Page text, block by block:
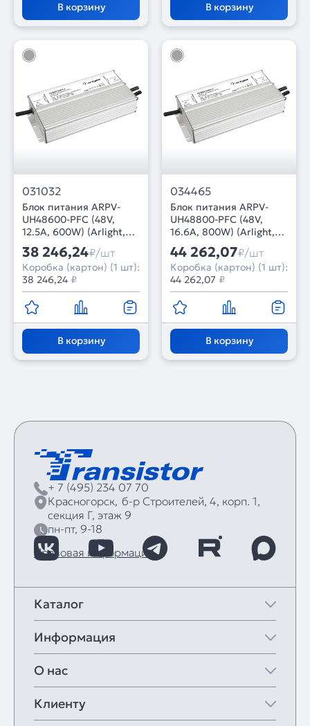
В корзину В корзину
031032
Блок питания ARPV-
UH48600-PFC (48V,
12.5A, 600W) (Arlight,
IP67 Металл, 7 лет)
38 246,24₽/шт
Коробка (картон) (1 шт):
38 246,24 ₽
В корзину
034465
Блок питания ARPV-
UH48800-PFC (48V,
16.6A, 800W) (Arlight,
IP67 Металл, 7 лет)
44 262,07₽/шт
Коробка (картон) (1 шт):
44 262,07 ₽
В корзину
+ 7 (495) 234 07 70
Красногорск, б‑р Строителей, 4, корп. 1,
секция Г, этаж 9
пн-пт, 9-18
Правовая информация
Каталог
Информация
О нас
Клиенту